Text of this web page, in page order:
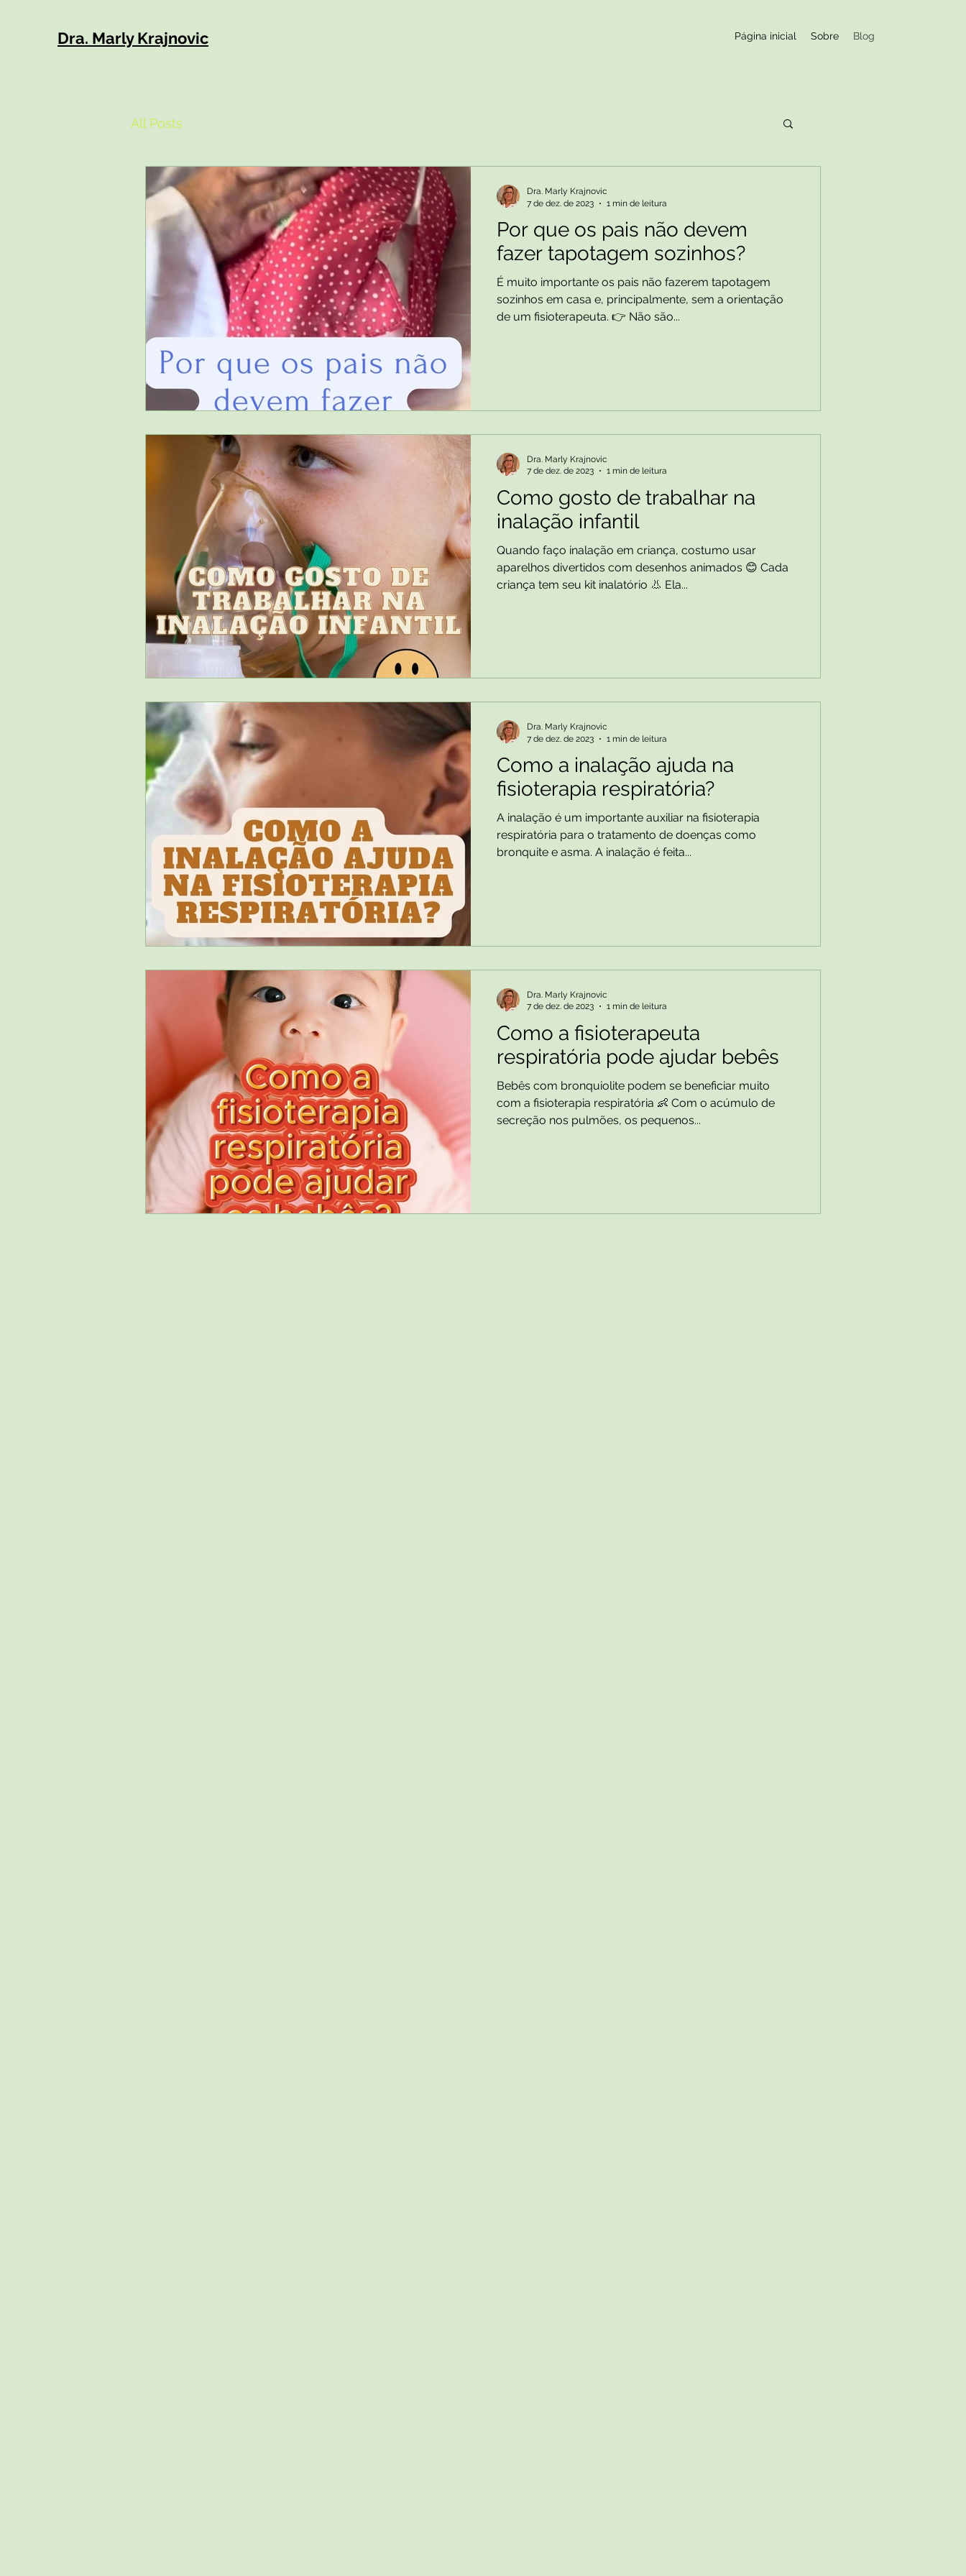
Dra. Marly Krajnovic Página inicial Sobre Blog
All Posts
Por que os pais não devem
fazer tapotagem sozinhos?
É muito importante os pais não fazerem tapotagem
sozinhos em casa e, principalmente, sem a orientação
de um fisioterapeuta. 👉 Não são...
Dra. Marly Krajnovic
7 de dez. de 2023
1 min de leitura
Como gosto de trabalhar na
inalação infantil
Quando faço inalação em criança, costumo usar
aparelhos divertidos com desenhos animados 😊 Cada
criança tem seu kit inalatório 👃 Ela...
Dra. Marly Krajnovic
7 de dez. de 2023
1 min de leitura
Como a inalação ajuda na
fisioterapia respiratória?
A inalação é um importante auxiliar na fisioterapia
respiratória para o tratamento de doenças como
bronquite e asma. A inalação é feita...
Dra. Marly Krajnovic
7 de dez. de 2023
1 min de leitura
Como a fisioterapeuta
respiratória pode ajudar bebês
Bebês com bronquiolite podem se beneficiar muito
com a fisioterapia respiratória 👶 Com o acúmulo de
secreção nos pulmões, os pequenos...
Dra. Marly Krajnovic
7 de dez. de 2023
1 min de leitura